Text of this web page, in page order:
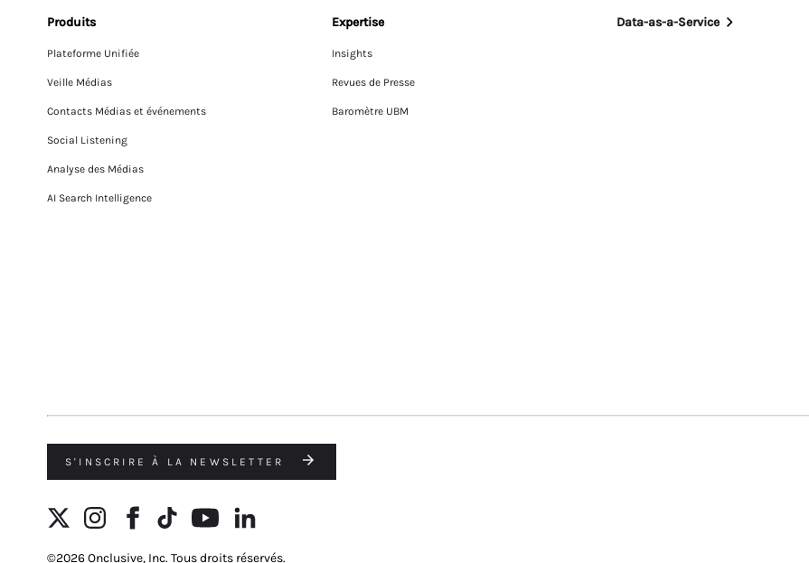
Produits
Plateforme Unifiée
Veille Médias
Contacts Médias et événements
Social Listening
Analyse des Médias
AI Search Intelligence
Expertise
Insights
Revues de Presse
Baromètre UBM
Data-as-a-Service
S'INSCRIRE À LA NEWSLETTER
©2026 Onclusive, Inc. Tous droits réservés.